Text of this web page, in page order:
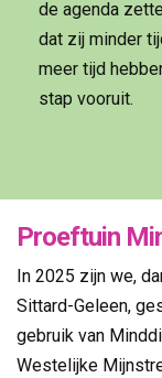
de agenda
dat zij minder
meer tijd
stap vooruit.
Proeftuin
In 2025 zijn we,
Sittard-Geleen,
gebruik van
Westelijke